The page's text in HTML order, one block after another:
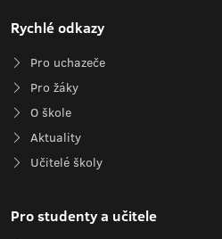
Rychlé odkazy
Pro uchazeče
Pro žáky
O škole
Aktuality
Učitelé školy
Pro studenty a učitele